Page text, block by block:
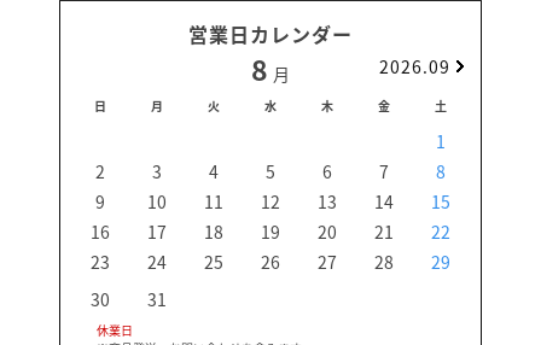
営業日カレンダー
8 月 2026.09
日 月 火 水 木 金 土
1
2
3 4 5 6 7
8
9
10 11 12 13 14
15
16
17 18 19 20 21
22
23
24 25 26 27 28
29
30
31
休業日